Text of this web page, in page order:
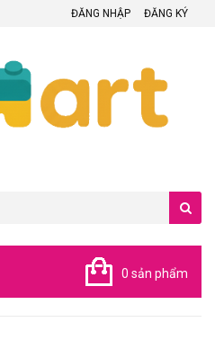
ĐĂNG NHẬP ĐĂNG KÝ
0 sản phẩm